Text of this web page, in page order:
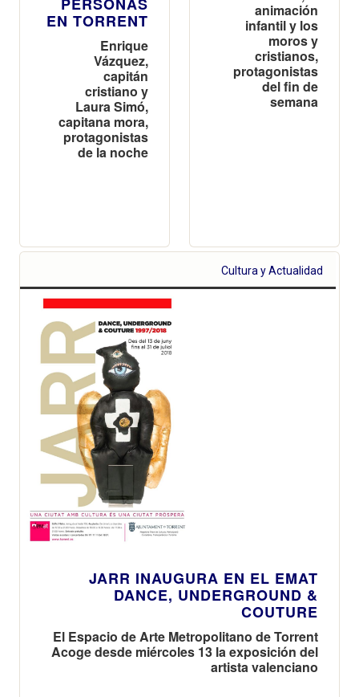
PERSONAS
EN TORRENT
Enrique
Vázquez,
capitán
cristiano y
Laura Simó,
capitana mora,
protagonistas
de la noche
animación
infantil y los
moros y
cristianos,
protagonistas
del fin de
semana
Cultura y Actualidad
JARR INAUGURA EN EL EMAT
DANCE, UNDERGROUND &
COUTURE
El Espacio de Arte Metropolitano de Torrent
Acoge desde miércoles 13 la exposición del
artista valenciano